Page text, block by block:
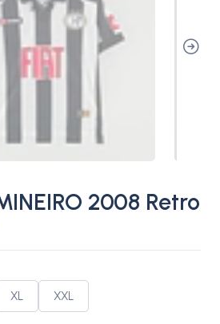
2008 Retro
XL XXL